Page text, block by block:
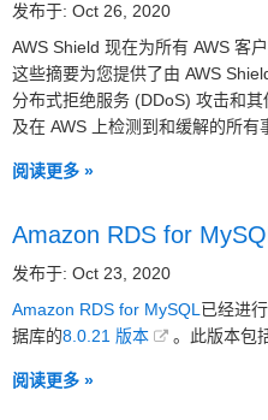
发布于: Oct 26, 2020
AWS Shield 现在为所有 AWS 客
这些摘要为您提供了由 AWS
分布式拒绝服务 (DDoS) 攻击和
及在 AWS 上检测到和缓解的所有
阅读更多 »
Amazon RDS for
发布于: Oct 23, 2020
Amazon RDS for MySQL 已经进
据库的8.0.21 版本 。此版本包
阅读更多 »